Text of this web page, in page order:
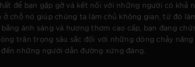
để bạn gặp gỡ và kết nối với những người có khả
chỗ nó giúp chúng ta làm chủ không gian, từ đó
ánh sáng và hương thơm cao cấp, bạn đang
trân trọng sâu sắc đối với những dòng chảy
những người dẫn đường xứng đáng.